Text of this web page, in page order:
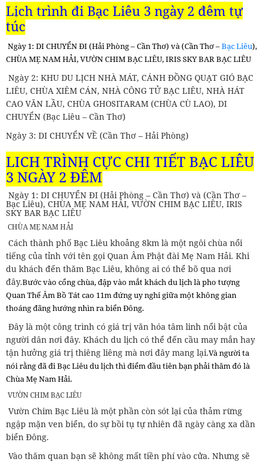
Lịch trình đi Bạc Liêu 3 ngày 2 đêm tự
túc
Ngày 1: DI CHUYỂN ĐI (Hải Phòng – Cần Thơ) và (Cần Thơ –Bạc Liêu),
CHÙA MẸ NAM HẢI, VƯỜN CHIM BẠC LIÊU, IRIS SKY BAR BẠC LIÊU
Ngày 2: KHU DU LỊCH NHÀ MÁT, CÁNH ĐỒNG QUẠT GIÓ BẠC
LIÊU, CHÙA XIÊM CÁN, NHÀ CÔNG TỬ BẠC LIÊU, NHÀ HÁT
CAO VĂN LẦU, CHÙA GHOSITARAM (CHÙA CÙ LAO), DI
CHUYỂN (Bạc Liêu – Cần Thơ)
Ngày 3: DI CHUYỂN VỀ (Cần Thơ – Hải Phòng)
LỊCH TRÌNH CỰC CHI TIẾT BẠC LIÊU
3 NGÀY 2 ĐÊM
Ngày 1: DI CHUYỂN ĐI (Hải Phòng – Cần Thơ) và (Cần Thơ –
Bạc Liêu), CHÙA MẸ NAM HẢI, VƯỜN CHIM BẠC LIÊU, IRIS
SKY BAR BẠC LIÊU
CHÙA MẸ NAM HẢI
Cách thành phố Bạc Liêu khoảng 8km là một ngôi chùa nổi
tiếng của tỉnh với tên gọi Quan Âm Phật đài Mẹ Nam Hải. Khi
du khách đến thăm Bạc Liêu, không ai có thể bõ qua nơi
đây.Bước vào cổng chùa, đập vào mắt khách du lịch là pho tượng
Quan Thế Âm Bồ Tát cao 11m đứng uy nghi giữa một không gian
thoáng đãng hướng nhìn ra biển Đông.
Đây là một công trình có giá trị văn hóa tâm linh nổi bật của
người dân nơi đây. Khách du lịch có thể đến cầu may mắn hay
tận hưởng giá trị thiêng liêng mà nơi đây mang lại.Và người ta
nói rằng đã đi Bạc Liêu du lịch thì điểm đầu tiên bạn phải thăm đó là
Chùa Mẹ Nam Hải.
VƯỜN CHIM BẠC LIÊU
Vườn Chim Bạc Liêu là một phần còn sót lại của thảm rừng
ngập mặn ven biển, do sự bồi tụ tự nhiên đã ngày càng xa dần
biển Đông.
Vào thăm quan bạn sẽ không mất tiền phí vào cửa. Nhưng sẽ